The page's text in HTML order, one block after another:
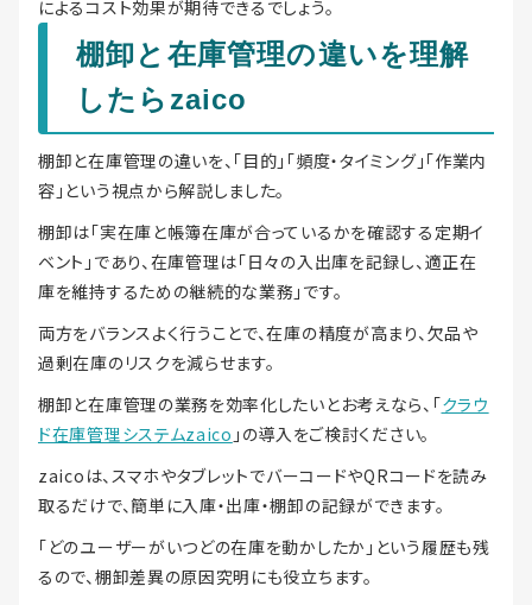
によるコスト効果が期待できるでしょう。
棚卸と在庫管理の違いを理解
したらzaico
棚卸と在庫管理の違いを、「目的」「頻度・タイミング」「作業内
容」という視点から解説しました。
棚卸は「実在庫と帳簿在庫が合っているかを確認する定期イ
ベント」であり、在庫管理は「日々の入出庫を記録し、適正在
庫を維持するための継続的な業務」です。
両方をバランスよく行うことで、在庫の精度が高まり、欠品や
過剰在庫のリスクを減らせます。
棚卸と在庫管理の業務を効率化したいとお考えなら、「クラウ
ド在庫管理システムzaico 」の導入をご検討ください。
zaicoは、スマホやタブレットでバーコードやQRコードを読み
取るだけで、簡単に入庫・出庫・棚卸の記録ができます。
「どのユーザーがいつどの在庫を動かしたか」という履歴も残
るので、棚卸差異の原因究明にも役立ちます。